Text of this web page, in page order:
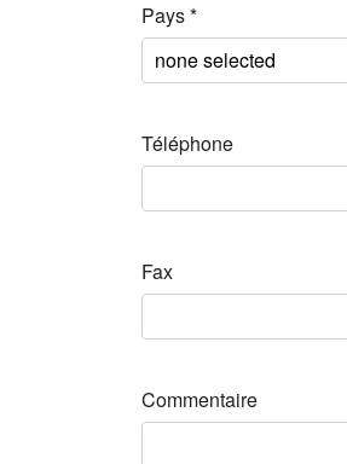
Pays*
Téléphone
Fax
Commentaire